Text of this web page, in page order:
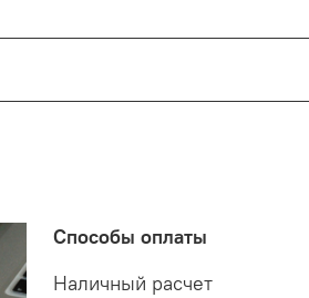
от 7 до 14 дней. За данное период
старого образца
покупая LED светильники не
Способы оплаты
Наличный расчет